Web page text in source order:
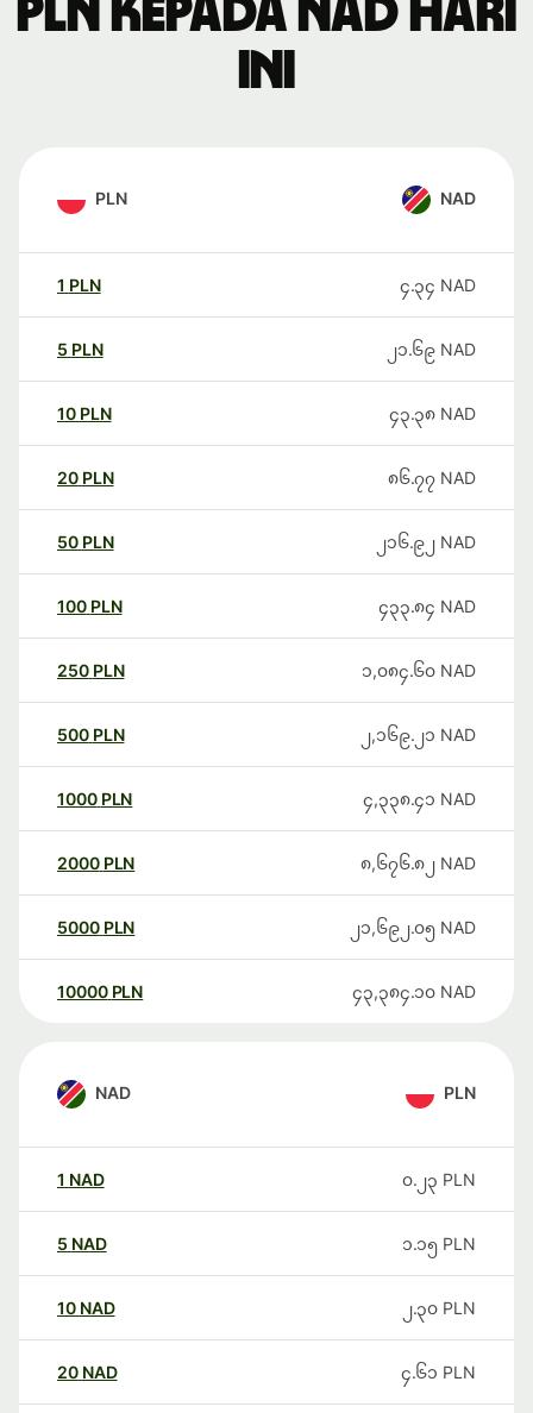
PLN kepada NAD hari
ini
PLN NAD
1 PLN ၄.၃၄ NAD
5 PLN ၂၁.၆၉ NAD
10 PLN ၄၃.၃၈ NAD
20 PLN ၈၆.၇၇ NAD
50 PLN ၂၁၆.၉၂ NAD
100 PLN ၄၃၃.၈၄ NAD
250 PLN ၁,၀၈၄.၆၀ NAD
500 PLN ၂,၁၆၉.၂၁ NAD
1000 PLN ၄,၃၃၈.၄၁ NAD
2000 PLN ၈,၆၇၆.၈၂ NAD
5000 PLN ၂၁,၆၉၂.၀၅ NAD
10000 PLN ၄၃,၃၈၄.၁၀ NAD
NAD PLN
1 NAD ၀.၂၃ PLN
5 NAD ၁.၁၅ PLN
10 NAD ၂.၃၀ PLN
20 NAD ၄.၆၁ PLN